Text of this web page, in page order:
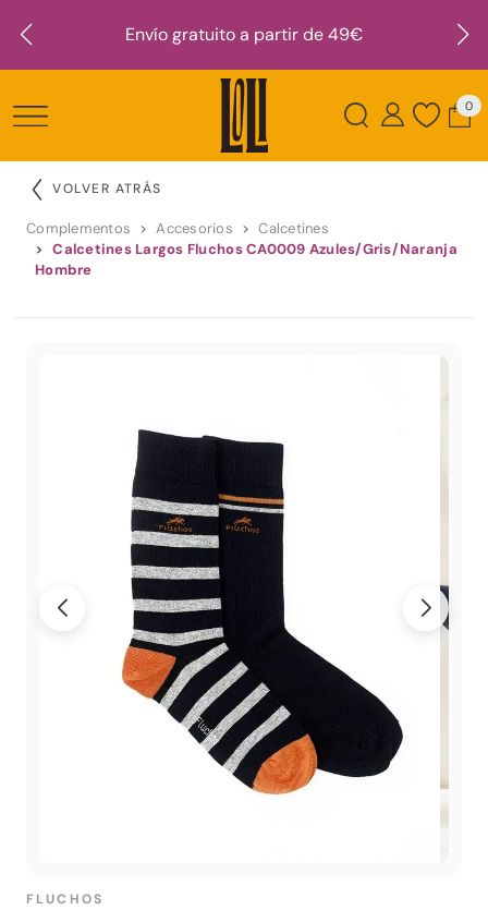
Envío gratuito a partir de 49€
0
VOLVER ATRÁS
Complementos Accesorios
Calcetines
Calcetines Largos Fluchos CA0009 Azules/Gris/Naranja
Hombre
FLUCHOS